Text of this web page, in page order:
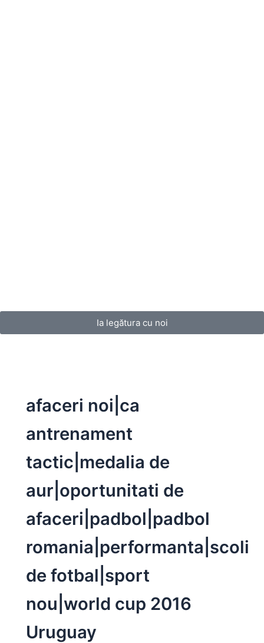
Ia legătura cu noi
afaceri noi|ca
antrenament
tactic|medalia de
aur|oportunitati de
afaceri|padbol|padbol
romania|performanta|scoli
de fotbal|sport
nou|world cup 2016
Uruguay